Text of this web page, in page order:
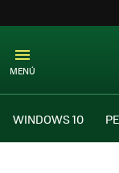
MENÚ
WINDOWS 10